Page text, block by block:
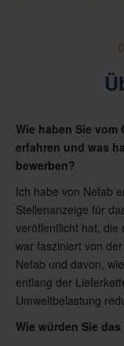
Wie haben Sie vom
erfahren und was
bewerben?
Ich habe von Nefab
Stellenanzeige für
veröffentlicht hat, die
war fasziniert von
Nefab und davon,
entlang der
Umweltbelastung
Wie würden Sie